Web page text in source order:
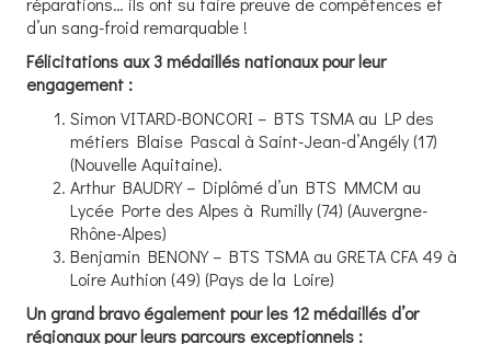
d’un sang-froid remarquable !
Félicitations aux 3 médaillés nationaux pour leur
engagement :
Simon VITARD-BONCORI – BTS TSMA au LP des
métiers Blaise Pascal à Saint-Jean-d’Angély (17)
(Nouvelle Aquitaine).
Arthur BAUDRY – Diplômé d’un BTS MMCM au
Lycée Porte des Alpes à Rumilly (74) (Auvergne-
Rhône-Alpes)
Benjamin BENONY – BTS TSMA au GRETA CFA 49 à
Loire Authion (49) (Pays de la Loire)
Un grand bravo également pour les 12 médaillés d’or
régionaux pour leurs parcours exceptionnels :